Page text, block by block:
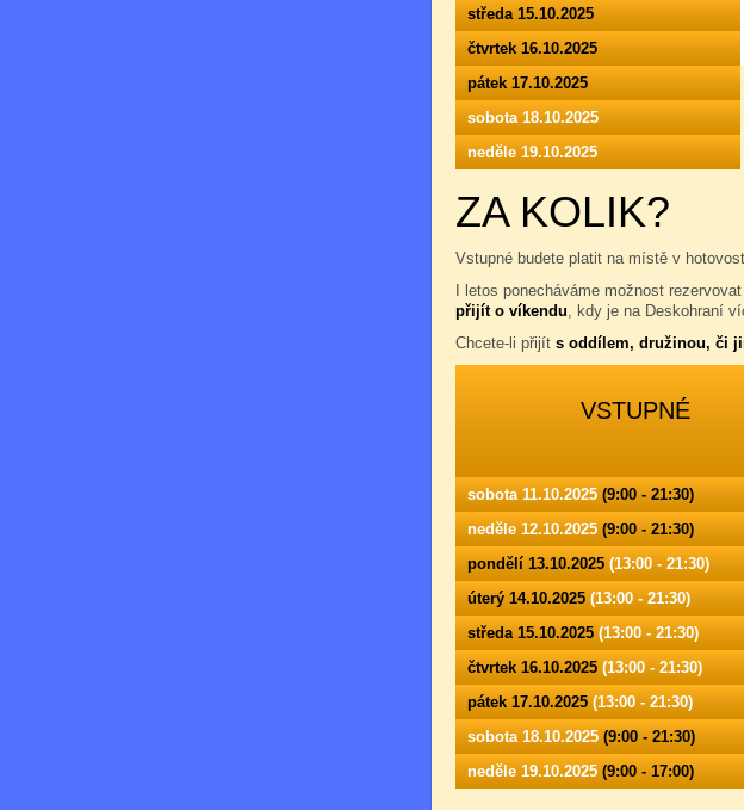
středa 15.10.2025
čtvrtek 16.10.2025
pátek 17.10.2025
sobota 18.10.2025
neděle 19.10.2025
ZA KOLIK?
Vstupné budete platit na místě v
I letos ponecháváme možnost
přijít o víkendu, kdy je na Deskohraní
Chcete-li přijít s oddílem, družinou, či
VSTUPNÉ
sobota 11.10.2025 (9:00 - 21:30)
neděle 12.10.2025 (9:00 - 21:30)
pondělí 13.10.2025 (13:00 - 21:30)
úterý 14.10.2025 (13:00 - 21:30)
středa 15.10.2025 (13:00 - 21:30)
čtvrtek 16.10.2025 (13:00 - 21:30)
pátek 17.10.2025 (13:00 - 21:30)
sobota 18.10.2025 (9:00 - 21:30)
neděle 19.10.2025 (9:00 - 17:00)